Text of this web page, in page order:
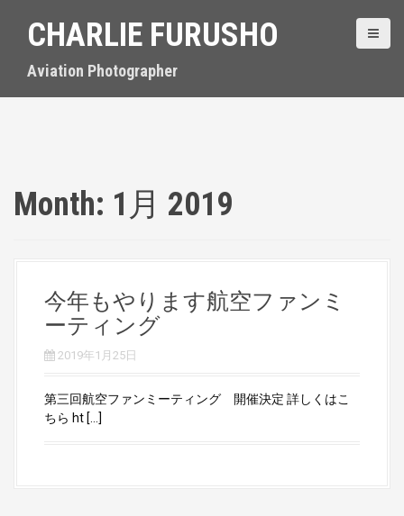
CHARLIE FURUSHO
Aviation Photographer
Month: 1月 2019
今年もやります航空ファンミ
ーティング
2019年1月25日
第三回航空ファンミーティング 開催決定 詳しくはこ
ちら ht […]